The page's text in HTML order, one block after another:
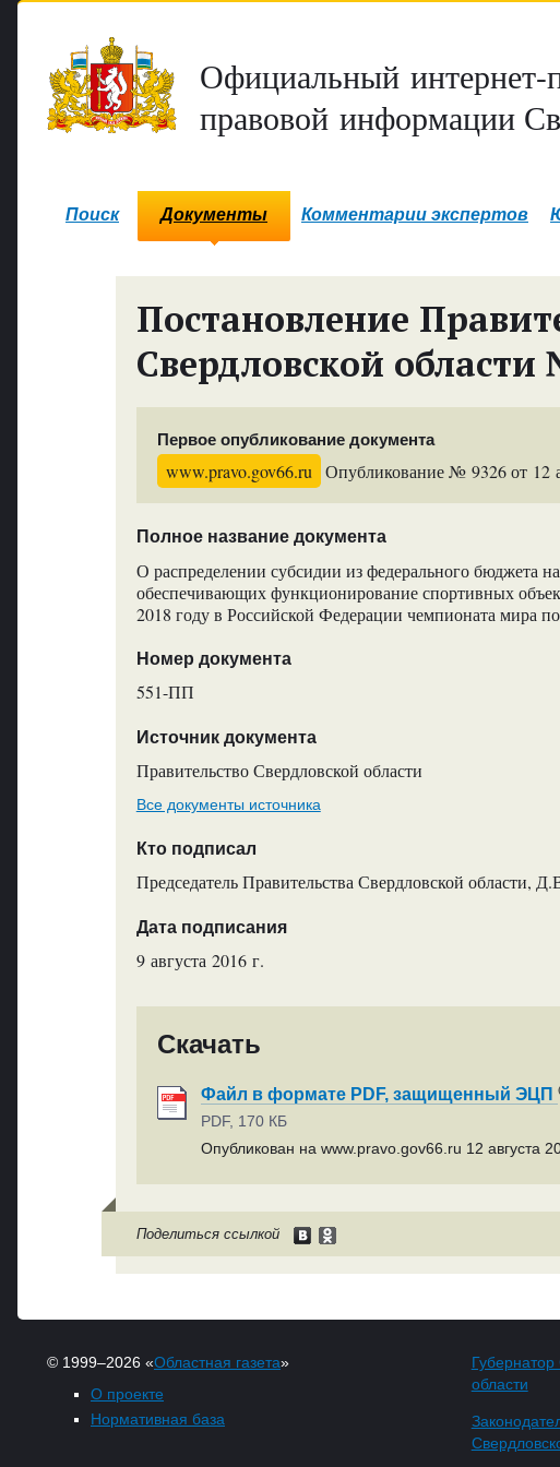
Официальный интернет-
правовой информации
Поиск Документы Комментарии экспертов
Постановление
Свердловской
Первое опубликование документа
www.pravo.gov66.ru Опубликование № 9326 от 12
Полное название документа
О распределении субсидии из федерального бюджета
обеспечивающих функционирование спортивных
2018 году в Российской Федерации чемпионата мира
Номер документа
551-ПП
Источник документа
Правительство Свердловской области
Все документы источника
Кто подписал
Председатель Правительства Свердловской области,
Дата подписания
9 августа 2016 г.
Скачать
Файл в формате PDF, защищенный ЭЦП
PDF, 170 КБ
Опубликован на www.pravo.gov66.ru 12 августа
Поделиться ссылкой
© 1999–2026 «Областная газета»
О проекте
Нормативная база
области